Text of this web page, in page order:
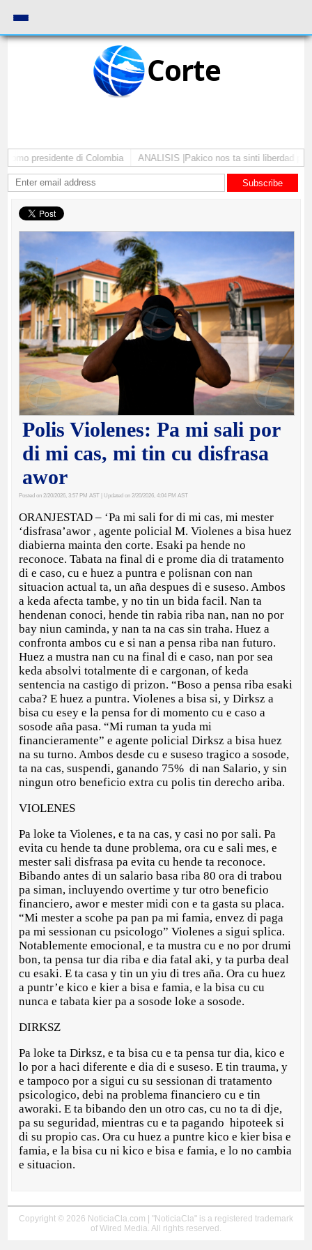
Corte
presidente di Colombia ANALISIS |Pakico nos ta sinti liberdad pa
Subscribe
Polis Violenes: Pa mi sali por
di mi cas, mi tin cu disfrasa
awor
Posted on 2/20/2026, 3:57 PM AST | Updated on 2/20/2026, 4:04 PM AST
ORANJESTAD – ‘Pa mi sali for di mi cas, mi mester
‘disfrasa’awor , agente policial M. Violenes a bisa huez
diabierna mainta den corte. Esaki pa hende no
reconoce. Tabata na final di e prome dia di tratamento
di e caso, cu e huez a puntra e polisnan con nan
situacion actual ta, un aña despues di e suseso. Ambos
a keda afecta tambe, y no tin un bida facil. Nan ta
hendenan conoci, hende tin rabia riba nan, nan no por
bay niun caminda, y nan ta na cas sin traha. Huez a
confronta ambos cu e si nan a pensa riba nan futuro.
Huez a mustra nan cu na final di e caso, nan por sea
keda absolvi totalmente di e cargonan, of keda
sentencia na castigo di prizon. “Boso a pensa riba esaki
caba? E huez a puntra. Violenes a bisa si, y Dirksz a
bisa cu esey e la pensa for di momento cu e caso a
sosode aña pasa. “Mi ruman ta yuda mi
financieramente” e agente policial Dirksz a bisa huez
na su turno. Ambos desde cu e suseso tragico a sosode,
ta na cas, suspendi, ganando 75% di nan Salario, y sin
ningun otro beneficio extra cu polis tin derecho ariba.
VIOLENES
Pa loke ta Violenes, e ta na cas, y casi no por sali. Pa
evita cu hende ta dune problema, ora cu e sali mes, e
mester sali disfrasa pa evita cu hende ta reconoce.
Bibando antes di un salario basa riba 80 ora di trabou
pa siman, incluyendo overtime y tur otro beneficio
financiero, awor e mester midi con e ta gasta su placa.
“Mi mester a scohe pa pan pa mi famia, envez di paga
pa mi sessionan cu psicologo” Violenes a sigui splica.
Notablemente emocional, e ta mustra cu e no por drumi
bon, ta pensa tur dia riba e dia fatal aki, y ta purba deal
cu esaki. E ta casa y tin un yiu di tres aña. Ora cu huez
a puntr’e kico e kier a bisa e famia, e la bisa cu cu
nunca e tabata kier pa a sosode loke a sosode.
DIRKSZ
Pa loke ta Dirksz, e ta bisa cu e ta pensa tur dia, kico e
lo por a haci diferente e dia di e suseso. E tin trauma, y
e tampoco por a sigui cu su sessionan di tratamento
psicologico, debi na problema financiero cu e tin
aworaki. E ta bibando den un otro cas, cu no ta di dje,
pa su seguridad, mientras cu e ta pagando hipoteek si
di su propio cas. Ora cu huez a puntre kico e kier bisa e
famia, e la bisa cu ni kico e bisa e famia, e lo no cambia
e situacion.
Copyright © 2026 NoticiaCla.com | "NoticiaCla" is a registered trademark
of Wired Media. All rights reserved.